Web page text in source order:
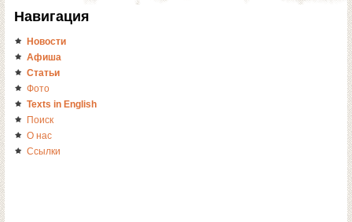
Навигация
Новости
Афиша
Статьи
Фото
Texts in English
Поиск
О нас
Ссылки